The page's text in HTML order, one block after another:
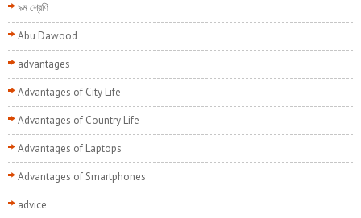
৯ম শ্রেণি
Abu Dawood
advantages
Advantages of City Life
Advantages of Country Life
Advantages of Laptops
Advantages of Smartphones
advice